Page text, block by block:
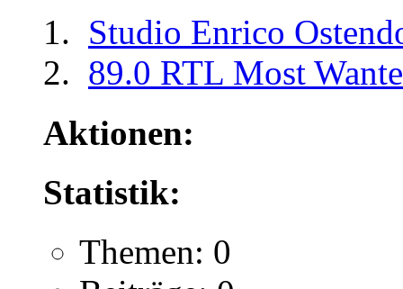
Studio Enrico
89.0 RTL Most
Aktionen:
Statistik:
Themen: 0